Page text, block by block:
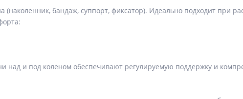
(наколенник, бандаж, суппорт, фиксатор). Идеально подходит при
и под коленом обеспечивают регулируемую поддержку и